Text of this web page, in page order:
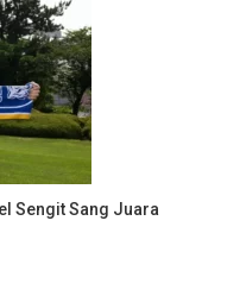
Sengit Sang Juara